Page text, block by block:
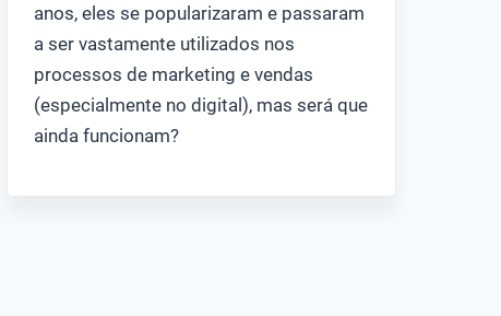
anos, eles se popularizaram e passaram
a ser vastamente utilizados nos
processos de marketing e vendas
(especialmente no digital), mas será que
ainda funcionam?